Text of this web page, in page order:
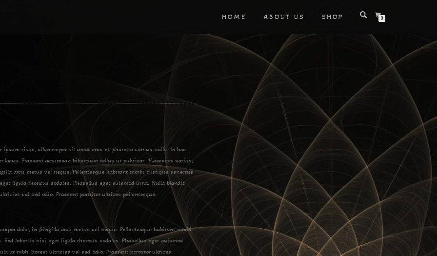
HOME ABOUT US SHOP 0
risus, ullamcorper sit amet eros et, pharetra cursus nulla. In hac
Praesent accumsan bibendum tellus ut pulvinar. Maecenas varius,
arcu metus vel neque. Pellentesque habitant morbi tristique senectus
ligula rhoncus sodales. Phasellus eget euismod urna. Nulla blandit
vel sed odio. Praesent porttitor ultrices pellentesque.
dolor, in fringilla arcu metus vel neque. Pellentesque habitant morbi
lobortis nisi eget ligula rhoncus sodales. Phasellus eget euismod
at nibh laoreet ultricies vel sed odio. Praesent porttitor ultrices